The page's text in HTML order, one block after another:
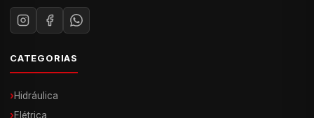
CATEGORIAS
›Hidráulica
›Elétrica